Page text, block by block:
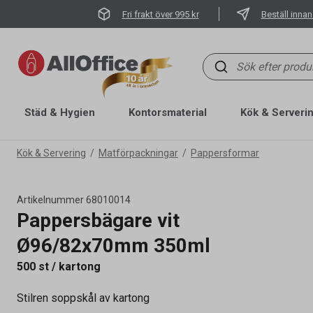
Fri frakt över 995 kr Beställ
Städ & Hygien Kontorsmaterial Kök &
Kök & Servering Matförpackningar Pappersformar
Artikelnummer68010014
Pappersbägare vit
Ø96/82x70mm 350ml
500 st / kartong
Stilren soppskål av kartong
Artikelnummer